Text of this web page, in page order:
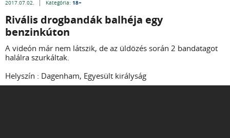
2017.07.02. Kategória: 18+
Rivális drogbandák balhéja egy
benzinkúton
A videón már nem látszik, de az üldözés során 2 bandatagot
halálra szurkáltak.
Helyszín : Dagenham, Egyesült királyság